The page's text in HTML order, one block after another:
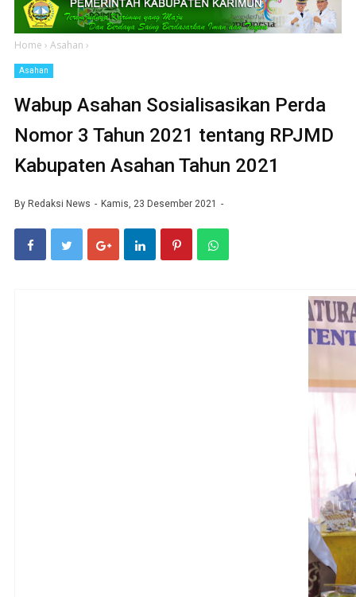
Home › Asahan ›
Asahan
Wabup Asahan Sosialisasikan Perda
Nomor 3 Tahun 2021 tentang RPJMD
Kabupaten Asahan Tahun 2021
By Redaksi News Kamis, 23 Desember 2021